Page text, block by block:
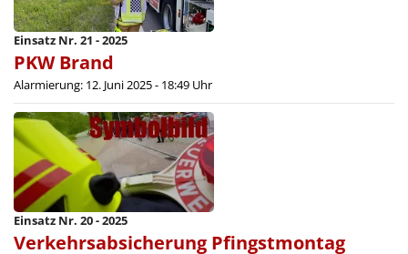
Einsatz Nr. 21 - 2025
PKW Brand
Alarmierung: 12. Juni 2025 - 18:49 Uhr
Einsatz Nr. 20 - 2025
Verkehrsabsicherung Pfingstmontag